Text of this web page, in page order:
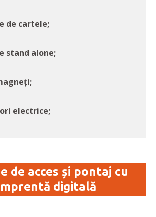
de cartele;
stand alone;
electrice;
de acces și pontaj cu
digitală